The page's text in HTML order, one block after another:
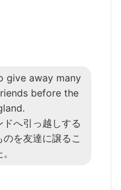
give away many
before the
へ引っ越しする
を友達に譲るこ